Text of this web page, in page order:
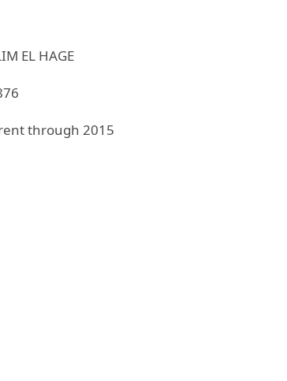
EL HAGE
through 2015